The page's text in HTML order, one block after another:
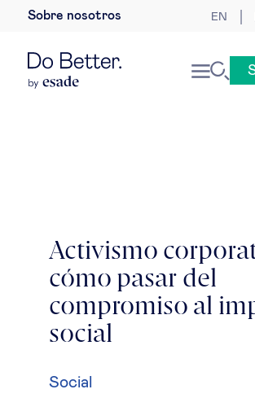
Sobre nosotros EN
Economía
Empresa
Derecho empresarial
Activismo
cómo pasar del
compromiso al
social
Social